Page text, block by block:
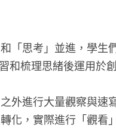
「思考」並進，學生
和梳理思緒後運用於
外進行大量觀察與速
化，實際進行「觀看